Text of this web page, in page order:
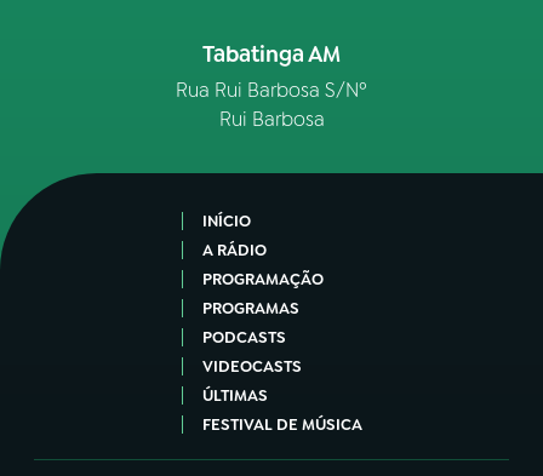
Tabatinga AM
Rua Rui Barbosa S/Nº
Rui Barbosa
INÍCIO
A RÁDIO
PROGRAMAÇÃO
PROGRAMAS
PODCASTS
VIDEOCASTS
ÚLTIMAS
FESTIVAL DE MÚSICA